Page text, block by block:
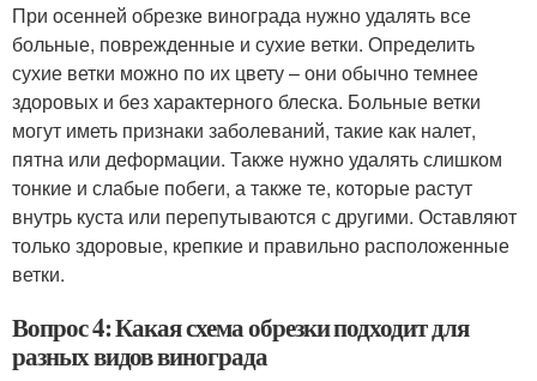
При осенней обрезке винограда нужно удалять все
больные, поврежденные и сухие ветки. Определить
сухие ветки можно по их цвету – они обычно темнее
здоровых и без характерного блеска. Больные ветки
могут иметь признаки заболеваний, такие как налет,
пятна или деформации. Также нужно удалять слишком
тонкие и слабые побеги, а также те, которые растут
внутрь куста или перепутываются с другими. Оставляют
только здоровые, крепкие и правильно расположенные
ветки.
Вопрос 4: Какая схема обрезки подходит для
разных видов винограда